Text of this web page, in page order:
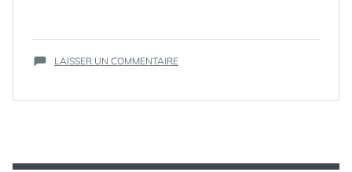
LAISSER UN COMMENTAIRESUR
VOMITIF
PIPE